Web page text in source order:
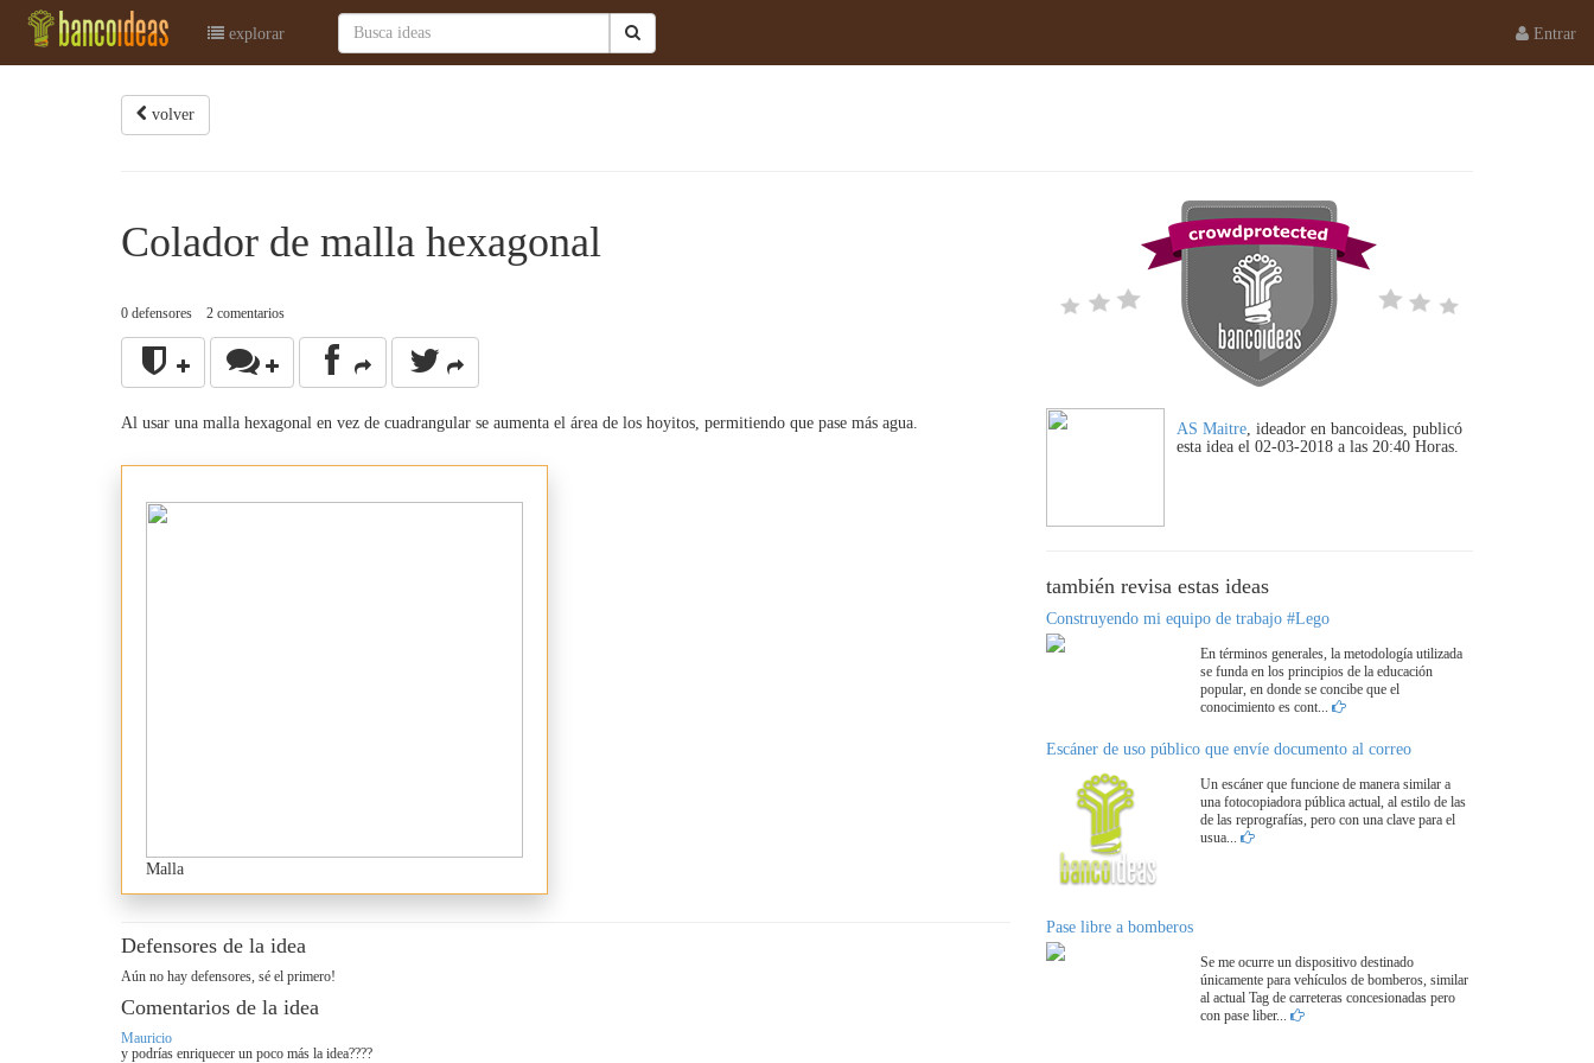
explorar Entrar
volver
Colador de malla hexagonal
0 defensores 2 comentarios
Al usar una malla hexagonal en vez de cuadrangular se aumenta el área de los hoyitos, permitiendo que pase más agua.
Malla
Defensores de la idea
Aún no hay defensores, sé el primero!
Comentarios de la idea
Mauricio
y podrías enriquecer un poco más la idea????
AS Maitre, ideador en bancoideas, publicó
esta idea el 02-03-2018 a las 20:40 Horas.
también revisa estas ideas
Construyendo mi equipo de trabajo #Lego
En términos generales, la metodología utilizada
se funda en los principios de la educación
popular, en donde se concibe que el
conocimiento es cont...
Escáner de uso público que envíe documento al correo
Un escáner que funcione de manera similar a
una fotocopiadora pública actual, al estilo de las
de las reprografías, pero con una clave para el
usua...
Pase libre a bomberos
Se me ocurre un dispositivo destinado
únicamente para vehículos de bomberos, similar
al actual Tag de carreteras concesionadas pero
con pase liber...